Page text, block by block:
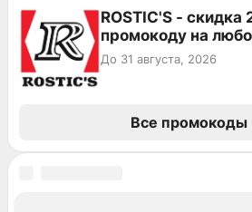
ROSTIC'S - скидка
промокоду на
До 31 августа, 2026
Все промокоды